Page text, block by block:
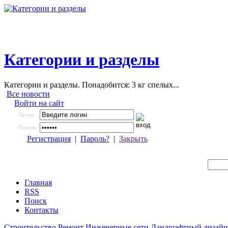
Категории и разделы
Категории и разделы. Понадобится: 3 кг спелых...
Все новости
Войти на сайт
Логин:
Пароль:
Регистрация | Пароль? | Закрыть
Главная
RSS
Поиск
Контакты